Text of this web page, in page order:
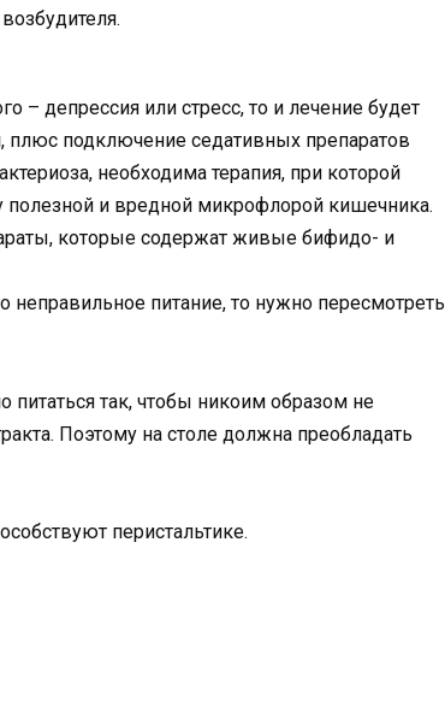
– депрессия или стресс, то и лечение будет
плюс подключение седативных препаратов
необходима терапия, при которой
и вредной микрофлорой кишечника.
которые содержат живые бифидо- и
неправильное питание, то нужно пересмотреть
так, чтобы никоим образом не
Поэтому на столе должна преобладать
перистальтике.